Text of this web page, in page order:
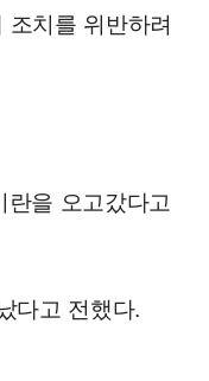
치를 위반하려
을 오고갔다고
다고 전했다.